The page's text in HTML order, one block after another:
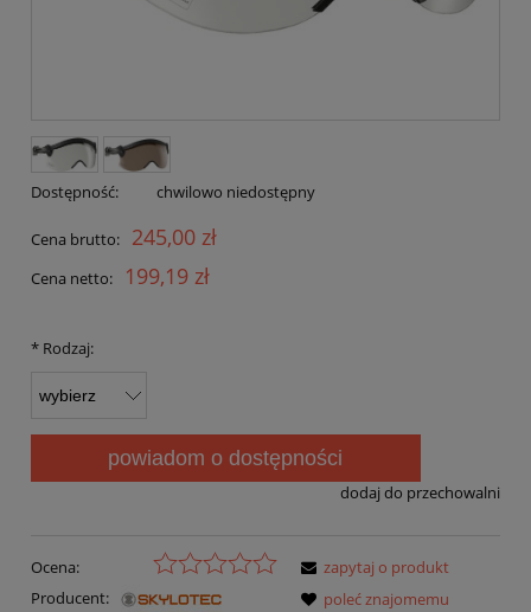
Dostępność: chwilowo niedostępny
Cena brutto: 245,00 zł
Cena netto: 199,19 zł
* Rodzaj:
powiadom o dostępności
dodaj do przechowalni
Ocena:
Producent:
zapytaj o produkt
poleć znajomemu